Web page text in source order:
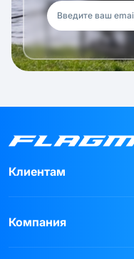
Клиентам
Компания